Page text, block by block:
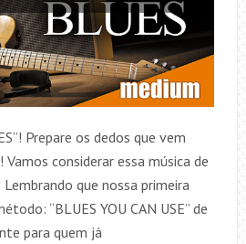
Prepare os dedos que vem
Vamos considerar essa música de
que nossa primeira
“BLUES YOU CAN USE” de
para quem já